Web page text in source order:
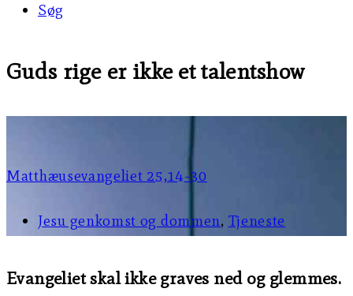
Søg
Guds rige er ikke et talentshow
Matthæusevangeliet 25,14-30
Jesu genkomst og dommen, Tjeneste
Evangeliet skal ikke graves ned og glemmes.